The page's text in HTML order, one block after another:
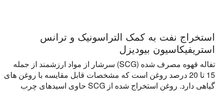
استخراج نفت به کمک التراسونیک و ترانس
استریفیکاسیون بیودیزل
تفاله قهوه مصرف شده (SCG) سرشار از مواد ارزشمند از جمله
15 تا 20 درصد روغن است که مشخصات قابل مقایسه با روغن های
گیاهی دارد. روغن استخراج شده از SCG حاوی اسیدهای چرب